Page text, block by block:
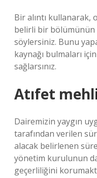
Bir alıntı kullanarak,
belirli bir bölümünün
söylersiniz. Bunu
kaynağı bulmaları
sağlarsınız.
Atıfet
Dairemizin yaygın
tarafından verilen
alacak belirlenen
yönetim kurulunun
geçerliliğini